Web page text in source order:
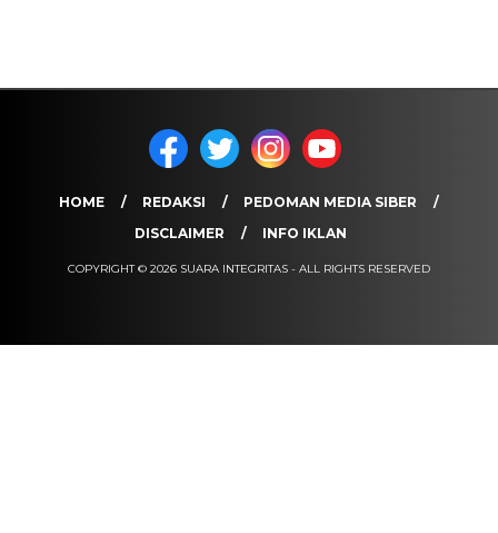
HOME REDAKSI
PEDOMAN MEDIA SIBER
DISCLAIMER
INFO IKLAN
COPYRIGHT © 2026 SUARA INTEGRITAS - ALL RIGHTS RESERVED